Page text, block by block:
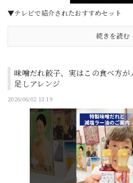
▼テレビで紹介されたおすすめセット
続きを読む
味噌だれ餃子、実はこの食べ方
足しアレンジ
2026/06/02 13:19